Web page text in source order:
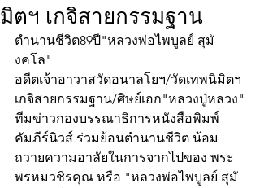
มิตฯ เกจิสายกรรมฐาน
ตำนานชีวิต89ปี"หลวงพ่อไพบูลย์ สุมั
งคโล"
อดีตเจ้าอาวาสวัดอนาลโยฯ/วัดเทพนิมิตฯ
เกจิสายกรรมฐาน/ศิษย์เอก"หลวงปู่หลวง"
ทีมข่าวกองบรรณาธิการหนังสือพิมพ์
คัมภีร์นิวส์ ร่วมย้อนตำนานชีวิต น้อม
ถวายความอาลัยในการจากไปของ พระ
พรหมวชิรคุณ หรือ "หลวงพ่อไพบูลย์ สุมั